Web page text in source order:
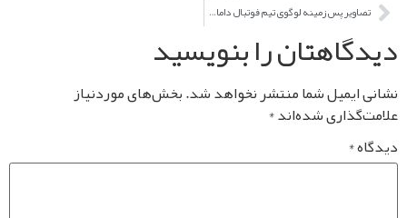
تصاویر پس زمینه لوگوی تیم فوتبال داماش گیلان
را بنویسید
شما منتشر نخواهد شد.بخش‌های موردنیاز
شده‌اند*